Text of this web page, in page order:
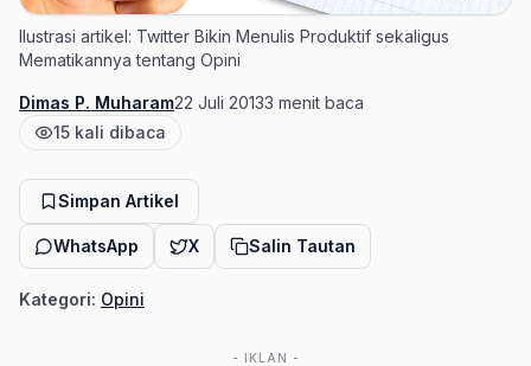
Ilustrasi artikel: Twitter Bikin Menulis Produktif sekaligus
Mematikannya tentang Opini
Penulis
Dimas P. MuharamTanggal terbit
22 Juli 2013Estimasi waktu baca
3 menit baca
Jumlah pembaca
15 kali dibaca
Simpan Artikel
WhatsApp X Salin Tautan
Kategori: Opini
- IKLAN -